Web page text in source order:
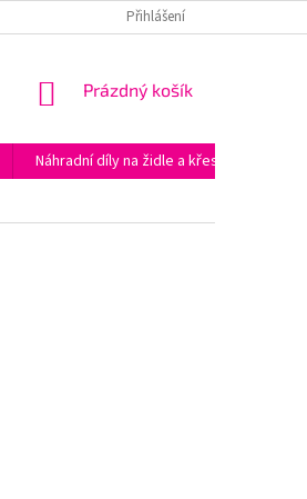
ZA NÁKUP V E-SHOPU KAPAZIDLE.CZ
Přihlášení
NÁKUPNÍ
Prázdný košík
Náhradní díly na židle a křesla